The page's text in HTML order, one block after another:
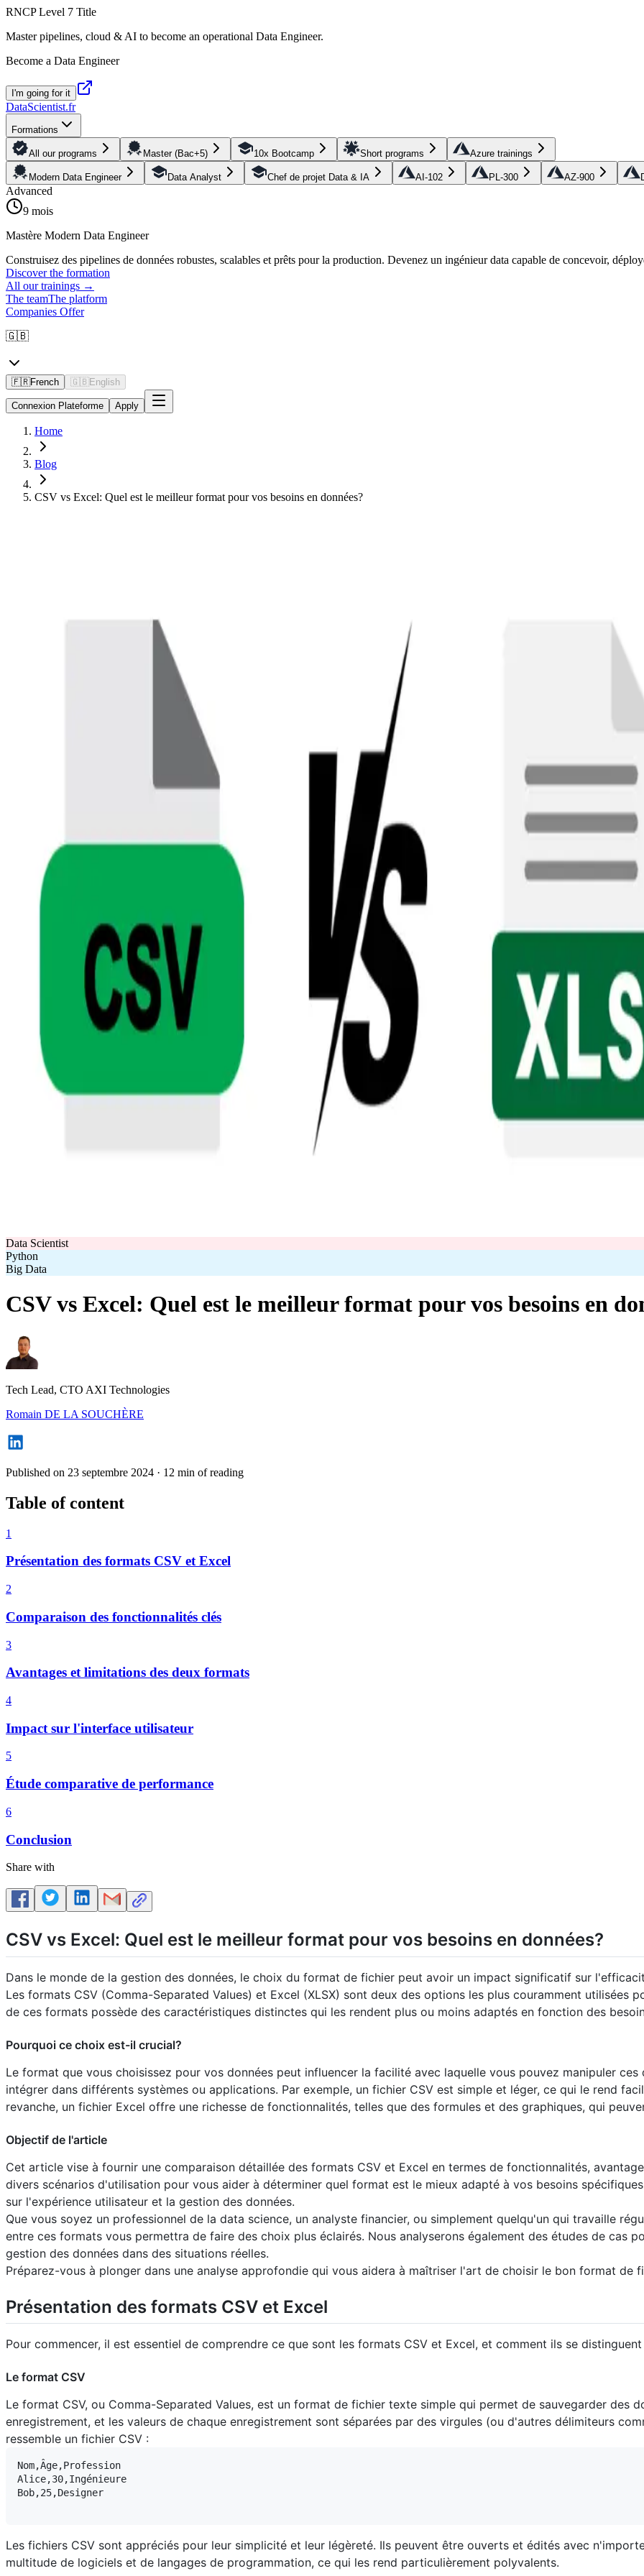
RNCP Level 7 Title
Master pipelines, cloud & AI to become an operational Data Engineer.
Become a Data Engineer
I'm going for it
DataScientist.fr
Formations
All our programs Master (Bac+5) 10x Bootcamp Short programs Azure trainings
Modern Data Engineer Data Analyst Chef de projet Data & IA AI-102 PL-300 AZ-900
Advanced
9 mois
Mastère Modern Data Engineer
Construisez des pipelines de données robustes, scalables et prêts pour la production. Devenez un ingénieur data capable de concevoir,
Discover the formation
All our trainings →
The teamThe platform
Companies Offer
🇬🇧
🇫🇷French 🇬🇧 English
Connexion Plateforme Apply
Home
Blog
CSV vs Excel: Quel est le meilleur format pour vos besoins en données?
Data Scientist
Python
Big Data
CSV vs Excel: Quel est le meilleur format pour vos besoins en
Tech Lead, CTO AXI Technologies
Romain DE LA SOUCHÈRE
Published on 23 septembre 2024 · 12 min of reading
Table of content
1
Présentation des formats CSV et Excel
2
Comparaison des fonctionnalités clés
3
Avantages et limitations des deux formats
4
Impact sur l'interface utilisateur
5
Étude comparative de performance
6
Conclusion
Share with
CSV vs Excel: Quel est le meilleur format pour vos besoins en données?
Dans le monde de la gestion des données, le choix du format de fichier peut avoir un impact significatif sur
Les formats CSV (Comma-Separated Values) et Excel (XLSX) sont deux des options les plus couramment utilisées
de ces formats possède des caractéristiques distinctes qui les rendent plus ou moins adaptés en fonction des
Pourquoi ce choix est-il crucial?
Le format que vous choisissez pour vos données peut influencer la facilité avec laquelle vous pouvez manipuler
intégrer dans différents systèmes ou applications. Par exemple, un fichier CSV est simple et léger, ce qui le rend
revanche, un fichier Excel offre une richesse de fonctionnalités, telles que des formules et des graphiques, qui
Objectif de l'article
Cet article vise à fournir une comparaison détaillée des formats CSV et Excel en termes de fonctionnalités,
divers scénarios d'utilisation pour vous aider à déterminer quel format est le mieux adapté à vos besoins
sur l'expérience utilisateur et la gestion des données.
Que vous soyez un professionnel de la data science, un analyste financier, ou simplement quelqu'un qui travaille
entre ces formats vous permettra de faire des choix plus éclairés. Nous analyserons également des études de cas
gestion des données dans des situations réelles.
Préparez-vous à plonger dans une analyse approfondie qui vous aidera à maîtriser l'art de choisir le bon format de
Présentation des formats CSV et Excel
Pour commencer, il est essentiel de comprendre ce que sont les formats CSV et Excel, et comment ils se distinguent
Le format CSV
Le format CSV, ou Comma-Separated Values, est un format de fichier texte simple qui permet de sauvegarder des
enregistrement, et les valeurs de chaque enregistrement sont séparées par des virgules (ou d'autres délimiteurs
ressemble un fichier CSV :
Nom,Âge,Profession
Alice,30,Ingénieure
Bob,25,Designer
Les fichiers CSV sont appréciés pour leur simplicité et leur légèreté. Ils peuvent être ouverts et édités avec
multitude de logiciels et de langages de programmation, ce qui les rend particulièrement polyvalents.